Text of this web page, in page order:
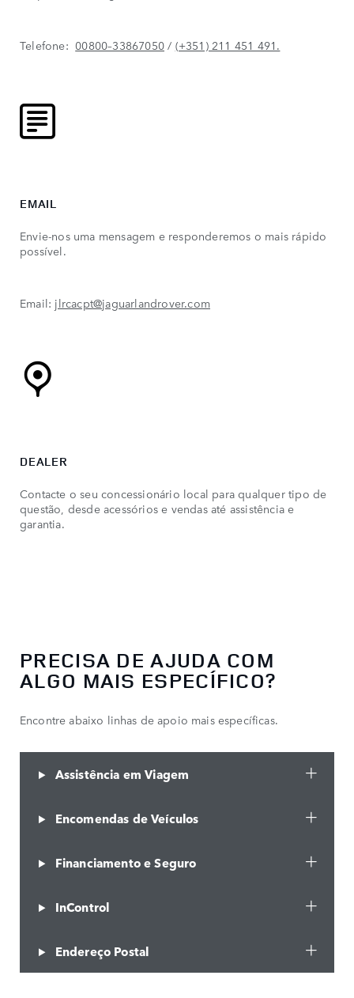
Telefone:00800–33867050 / (+351) 211 451 491.
EMAIL
Envie-nos uma mensagem e responderemos o mais rápido
possível.
Email: jlrcacpt@jaguarlandrover.com
DEALER
Contacte o seu concessionário local para qualquer tipo de
questão, desde acessórios e vendas até assistência e
garantia.
PRECISA DE AJUDA COM
ALGO MAIS ESPECÍFICO?
Encontre abaixo linhas de apoio mais específicas.
Assistência em Viagem
Encomendas de Veículos
Financiamento e Seguro
InControl
Endereço Postal